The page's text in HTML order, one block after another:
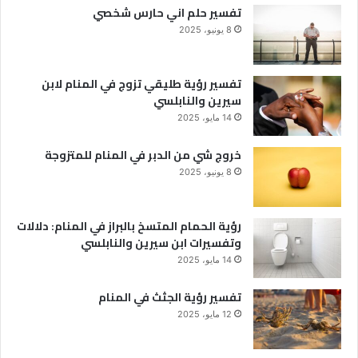
تفسير حلم اني حارس شخصي
8 يونيو، 2025
تفسير رؤية طليقي تزوج في المنام لابن
سيرين والنابلسي
14 مايو، 2025
خروج شي من الدبر في المنام للمتزوجة
8 يونيو، 2025
رؤية الحمام المتسخ بالبراز في المنام: دلالات
وتفسيرات ابن سيرين والنابلسي
14 مايو، 2025
تفسير رؤية الجثث في المنام
12 مايو، 2025